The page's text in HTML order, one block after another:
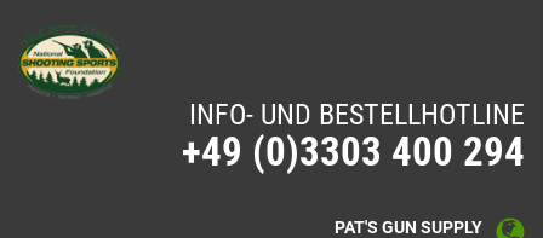
INFO- UND BESTELLHOTLINE
+49 (0)3303 400 294
PAT'S GUN SUPPLY